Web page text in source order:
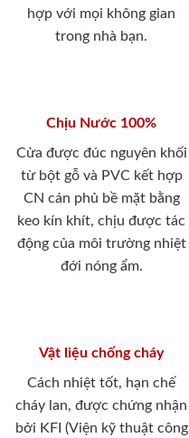
hợp với mọi không gian
trong nhà bạn.
Chịu Nước 100%
Cửa được đúc nguyên khối
từ bột gỗ và PVC kết hợp
CN cán phủ bề mặt bằng
keo kín khít, chịu được tác
động của môi trường nhiệt
đới nóng ẩm.
Vật liệu chống cháy
Cách nhiệt tốt, hạn chế
cháy lan, được chứng nhận
bởi KFI (Viện kỹ thuật công